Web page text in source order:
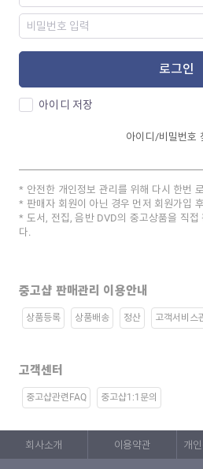
로그인
아이디 저장
아이디/비밀번호
안전한 개인정보 관리를 위해 다시 한번
판매자 회원이 아닌 경우 먼저 회원가입
도서, 전집, 음반 DVD의 중고상품을 직접
다.
중고샵 판매관리 이용안내
상품등록 상품배송 정산 고객서비스
고객센터
중고샵관련FAQ 중고샵1:1문의
회사소개 이용약관 개